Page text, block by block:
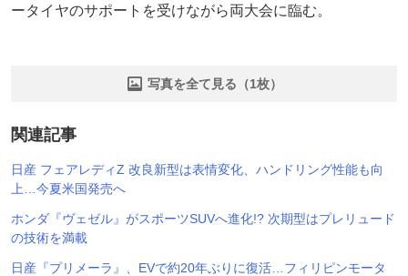
ータイヤのサポートを受けながら両大会に臨む。
写真を全て見る（1枚）
関連記事
日産 フェアレディZ 改良新型は表情変化、ハンドリング性能も向
上…今夏米国発売へ
ホンダ『ヴェゼル』がスポーツSUVへ進化!? 次期型はプレリュード
の技術を満載
日産『プリメーラ』、EVで約20年ぶりに復活…フィリピンモータ